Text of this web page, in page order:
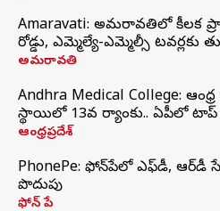
Amaravati: అమరావతిలో కీలక
రోడ్డు, ఎమ్మెల్యే-ఎమ్మెల్సీ టవర్లకు
అమరావతి
Andhra Medical College:
స్థాయిలో 13వ ర్యాంకు.. ఏపీలో టాప్
ఆంధ్రప్రదేశ్
PhonePe: ఫోన్‌పేలో ఎఫ్‌డీ, ఆర్‌డీ
పొదుపు
ఫోన్‌ పే